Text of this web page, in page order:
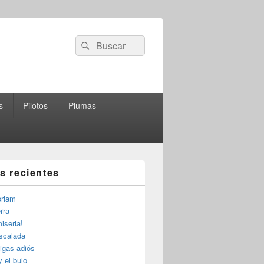
Buscar
por:
Buscar
Pilotos Plumas
recientes
adiós
el bulo